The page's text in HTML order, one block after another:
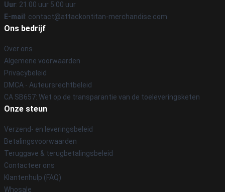
Uur: 21.00 uur 5.00 uur
E-mail : contact@attackontitan-merchandise.com
Ons bedrijf
Over ons
Algemene voorwaarden
Privacybeleid
DMCA - Auteursrechtbeleid
CA SB657: Wet op de transparantie van de toeleveringsketen
Onze steun
Verzend- en leveringsbeleid
Betalingsvoorwaarden
Teruggave & terugbetalingsbeleid
Contacteer ons
Klantenhulp (FAQ)
Whosale